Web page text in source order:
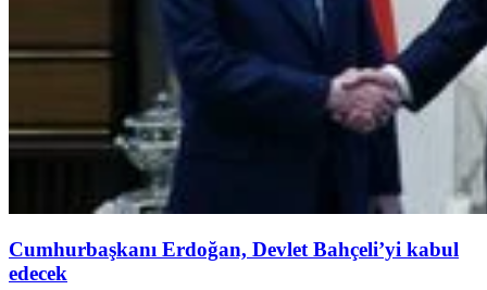
Cumhurbaşkanı Erdoğan, Devlet Bahçeli’yi kabul
edecek